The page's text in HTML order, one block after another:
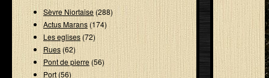
Sèvre Niortaise(288)
Actus Marans (174)
Les eglises(72)
Rues(62)
Pont de pierre(56)
Port(56)